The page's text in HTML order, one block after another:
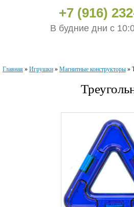
+7 (916)
В будние дни с
Главная » Игрушки » Магнитные конструкторы »